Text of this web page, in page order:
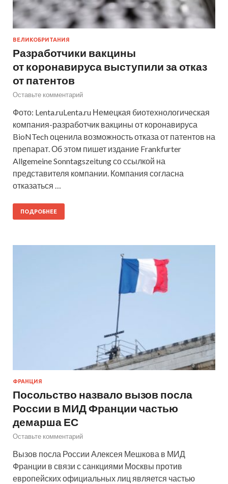
ВЕЛИКОБРИТАНИЯ
Разработчики вакцины
от коронавируса выступили за отказ
от патентов
Оставьте комментарий
Фото: Lenta.ruLenta.ru Немецкая биотехнологическая
компания-разработчик вакцины от коронавируса
BioNTech оценила возможность отказа от патентов на
препарат. Об этом пишет издание Frankfurter
Allgemeine Sonntagszeitung со ссылкой на
представителя компании. Компания согласна
отказаться …
ПОДРОБНЕЕ
ФРАНЦИЯ
Посольство назвало вызов посла
России в МИД Франции частью
демарша ЕС
Оставьте комментарий
Вызов посла России Алексея Мешкова в МИД
Франции в связи с санкциями Москвы против
европейских официальных лиц является частью